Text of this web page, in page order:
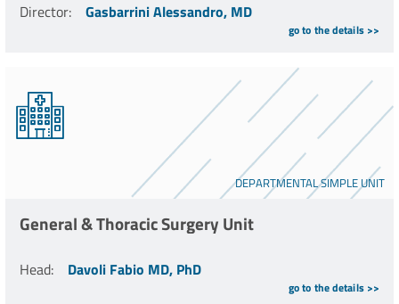
Director: Gasbarrini Alessandro, MD
go to the details >>
DEPARTMENTAL SIMPLE UNIT
General & Thoracic Surgery Unit
Head: Davoli Fabio MD, PhD
go to the details >>